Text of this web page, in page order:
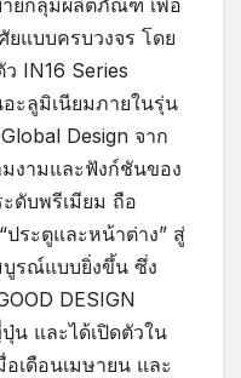
แบบครบวงจร โดย
IN16 Series
ะลูมิเนียมภายในรุ่น
Design จาก
งามและฟังก์ชันของ
ดับพรีเมียม ถือ
ประตูและหน้าต่าง” สู่
บูรณ์แบบยิ่งขึ้น ซึ่ง
DESIGN
น และได้เปิดตัวใน
เดือนเมษายน และ